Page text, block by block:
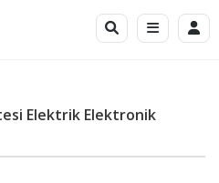
Elektrik Elektronik